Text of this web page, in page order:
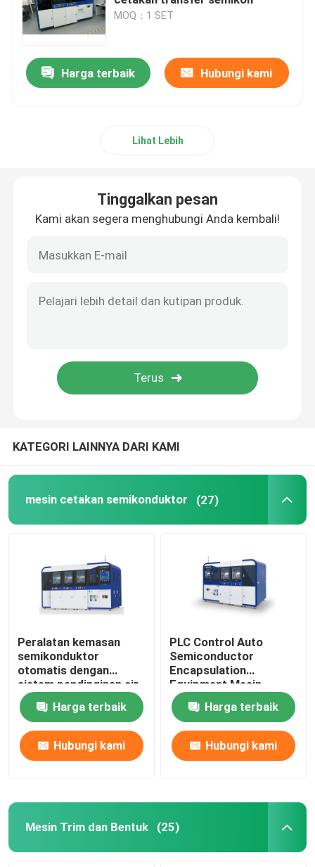
MGP Mold
Pemangkasan Membentuk Die
Mesin Sortir Chip
MOQ：1 SET
Harga terbaik Hubungi kami
Lihat Lebih
Tinggalkan pesan
Kami akan segera menghubungi Anda kembali!
KATEGORI LAINNYA DARI KAMI
mesin cetakan semikonduktor (27)
Peralatan kemasan
semikonduktor
otomatis dengan
sistem pendinginan air
Harga terbaik
Hubungi kami
PLC Control Auto
Semiconductor
Encapsulation
Equipment Mesin
pembuatan
semikonduktor
Harga terbaik
Hubungi kami
Mesin Trim dan Bentuk (25)